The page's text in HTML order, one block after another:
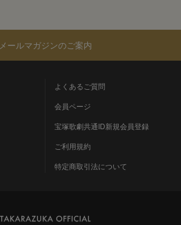
メールマガジンのご案内
よくあるご質問
会員ページ
宝塚歌劇共通ID新規会員登録
ご利用規約
特定商取引法について